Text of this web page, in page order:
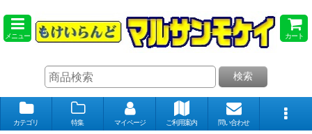
メニュー カート
検索
カテゴリ 特集 マイページ ご利用案内 問い合わせ